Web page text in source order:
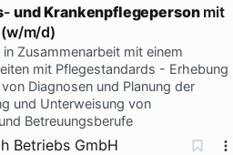
-undKrankenpflegepersonmit
m/d)
Zusammenarbeit mit einem
mit Pflegestandards - Erhebung
Diagnosen und Planung der
und Unterweisung von
Betreuungsberufe
Betriebs GmbH